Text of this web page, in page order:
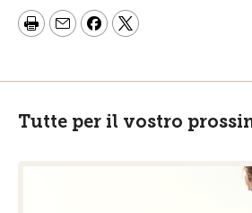
Tutte per il vostro